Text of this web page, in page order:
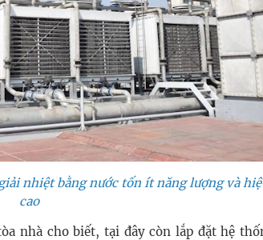
nhiệt bằng nước tốn ít năng lượng và
cao
nhà cho biết, tại đây còn lắp đặt hệ